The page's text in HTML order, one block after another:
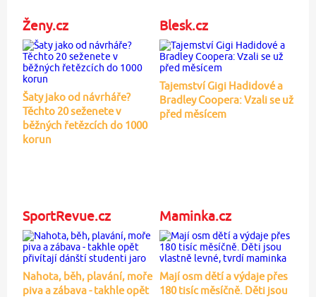
Ženy.cz
Šaty jako od návrháře?
Těchto 20 seženete v
běžných řetězcích do 1000
korun
Blesk.cz
Tajemství Gigi Hadidové a
Bradley Coopera: Vzali se už
před měsícem
SportRevue.cz
Nahota, běh, plavání, moře
piva a zábava - takhle opět
Maminka.cz
Mají osm dětí a výdaje přes
180 tisíc měsíčně. Děti jsou